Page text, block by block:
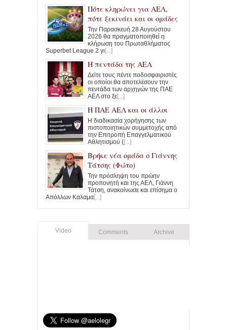
Πότε κληρώνει για ΑΕΛ,
πότε ξεκινάει και οι ομάδες
Την Παρασκευή 28 Αυγούστου
2026 θα πραγματοποιηθεί η
κλήρωση του Πρωταθλήματος
Superbet League 2 γι [...]
Η πεντάδα της ΑΕΛ
Δείτε τους πέντε ποδοσφαιριστές
οι οποίοι θα αποτελέσουν την
πεντάδα των αρχηγών της ΠΑΕ
ΑΕΛ στο ξε[...]
Η ΠΑΕ ΑΕΛ και οι άλλοι
Η διαδικασία χορήγησης των
πιστοποιητικών συμμετοχής από
την Επιτροπή Επαγγελματικού
Αθλητισμού ([...]
Βρήκε νέα ομάδα ο Γιάννης
Τάτσης (Φώτο)
Την πρόσληψη του πρώην
προπονητή και της ΑΕΛ, Γιάννη
Τάτση, ανακοίνωσε και επίσημα ο
Απόλλων Καλαμα[...]
Video Comments Archive